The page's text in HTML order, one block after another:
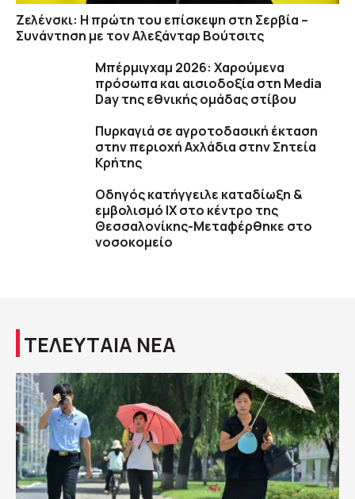
Ζελένσκι: Η πρώτη του επίσκεψη στη Σερβία –
Συνάντηση με τον Αλεξάνταρ Βούτσιτς
Μπέρμιγχαμ 2026: Χαρούμενα
πρόσωπα και αισιοδοξία στη Media
Day της εθνικής ομάδας στίβου
Πυρκαγιά σε αγροτοδασική έκταση
στην περιοχή Αχλάδια στην Σητεία
Κρήτης
Οδηγός κατήγγειλε καταδίωξη &
εμβολισμό ΙΧ στο κέντρο της
Θεσσαλονίκης-Μεταφέρθηκε στο
νοσοκομείο
ΤΕΛΕΥΤΑΙΑ ΝΕΑ